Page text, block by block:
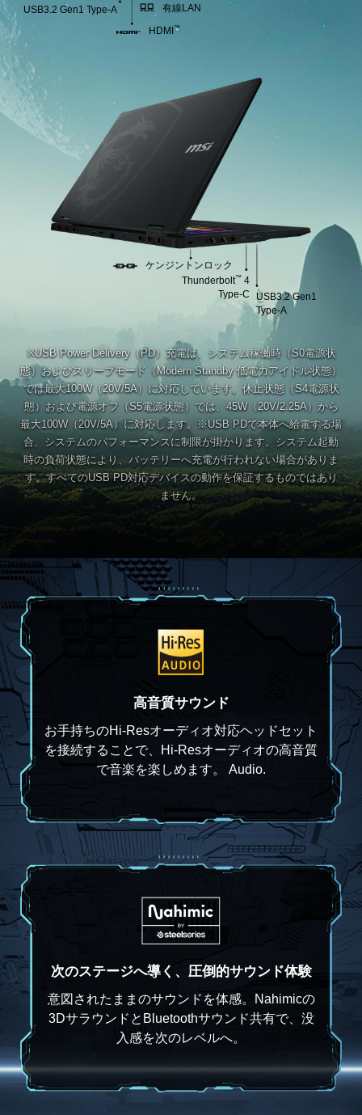
有線LAN
HDMI ™
USB3.2 Gen1 Type-A
USB3.2 Gen1
Type-A
Thunderbolt™ 4
Type-C
ケンジントンロック
※USB Power Delivery（PD）充電は、システム稼働時（S0電源状
態）およびスリープモード（Modern Standby 低電力アイドル状態）
では最大100W（20V/5A）に対応しています。休止状態（S4電源状
態）および電源オフ（S5電源状態）では、45W（20V/2.25A）から
最大100W（20V/5A）に対応します。※USB PDで本体へ給電する場
合、システムのパフォーマンスに制限が掛かります。システム起動
時の負荷状態により、バッテリーへ充電が行われない場合がありま
す。すべてのUSB PD対応デバイスの動作を保証するものではあり
ません。
高音質サウンド
お手持ちのHi-Resオーディオ対応ヘッドセット
を接続することで、Hi-Resオーディオの高音質
で音楽を楽しめます。 Audio.
次のステージへ導く、圧倒的サウンド体験
意図されたままのサウンドを体感。Nahimicの
3DサラウンドとBluetoothサウンド共有で、没
入感を次のレベルへ。